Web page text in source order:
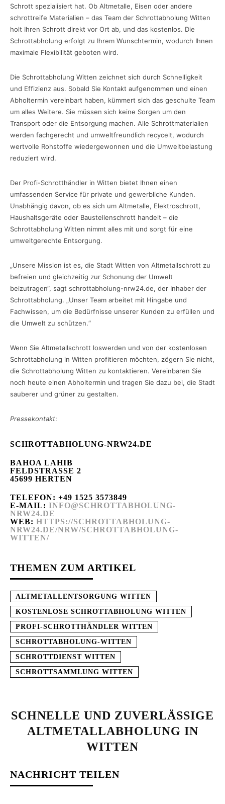
Schrott spezialisiert hat. Ob Altmetalle, Eisen oder andere
schrottreife Materialien – das Team der Schrottabholung Witten
holt Ihren Schrott direkt vor Ort ab, und das kostenlos. Die
Schrottabholung erfolgt zu Ihrem Wunschtermin, wodurch Ihnen
maximale Flexibilität geboten wird.
Die Schrottabholung Witten zeichnet sich durch Schnelligkeit
und Effizienz aus. Sobald Sie Kontakt aufgenommen und einen
Abholtermin vereinbart haben, kümmert sich das geschulte Team
um alles Weitere. Sie müssen sich keine Sorgen um den
Transport oder die Entsorgung machen. Alle Schrottmaterialien
werden fachgerecht und umweltfreundlich recycelt, wodurch
wertvolle Rohstoffe wiedergewonnen und die Umweltbelastung
reduziert wird.
Der Profi-Schrotthändler in Witten bietet Ihnen einen
umfassenden Service für private und gewerbliche Kunden.
Unabhängig davon, ob es sich um Altmetalle, Elektroschrott,
Haushaltsgeräte oder Baustellenschrott handelt – die
Schrottabholung Witten nimmt alles mit und sorgt für eine
umweltgerechte Entsorgung.
„Unsere Mission ist es, die Stadt Witten von Altmetallschrott zu
befreien und gleichzeitig zur Schonung der Umwelt
beizutragen“, sagt schrottabholung-nrw24.de, der Inhaber der
Schrottabholung. „Unser Team arbeitet mit Hingabe und
Fachwissen, um die Bedürfnisse unserer Kunden zu erfüllen und
die Umwelt zu schützen.“
Wenn Sie Altmetallschrott loswerden und von der kostenlosen
Schrottabholung in Witten profitieren möchten, zögern Sie nicht,
die Schrottabholung Witten zu kontaktieren. Vereinbaren Sie
noch heute einen Abholtermin und tragen Sie dazu bei, die Stadt
sauberer und grüner zu gestalten.
Pressekontakt:
SCHROTTABHOLUNG-NRW24.DE
BAHOA LAHIB
FELDSTRASSE 2
45699 HERTEN
TELEFON: +49 1525 3573849
E-MAIL: INFO@SCHROTTABHOLUNG-
NRW24.DE
WEB: HTTPS://SCHROTTABHOLUNG-
NRW24.DE/NRW/SCHROTTABHOLUNG-
WITTEN/
THEMEN ZUM ARTIKEL
ALTMETALLENTSORGUNG WITTEN
KOSTENLOSE SCHROTTABHOLUNG WITTEN
PROFI-SCHROTTHÄNDLER WITTEN
SCHROTTABHOLUNG-WITTEN
SCHROTTDIENST WITTEN
SCHROTTSAMMLUNG WITTEN
SCHNELLE UND ZUVERLÄSSIGE
ALTMETALLABHOLUNG IN
WITTEN
NACHRICHT TEILEN